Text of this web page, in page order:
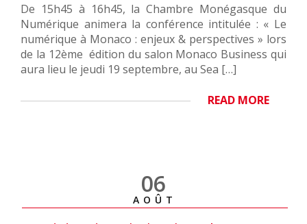
De 15h45 à 16h45, la Chambre Monégasque du
Numérique animera la conférence intitulée : « Le
numérique à Monaco : enjeux & perspectives » lors
de la 12ème édition du salon Monaco Business qui
aura lieu le jeudi 19 septembre, au Sea […]
READ MORE
06
AOÛT